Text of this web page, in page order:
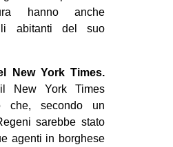
hanno anche
abitanti del suo
New York Times.
New York Times
che, secondo un
sarebbe stato
agenti in borghese